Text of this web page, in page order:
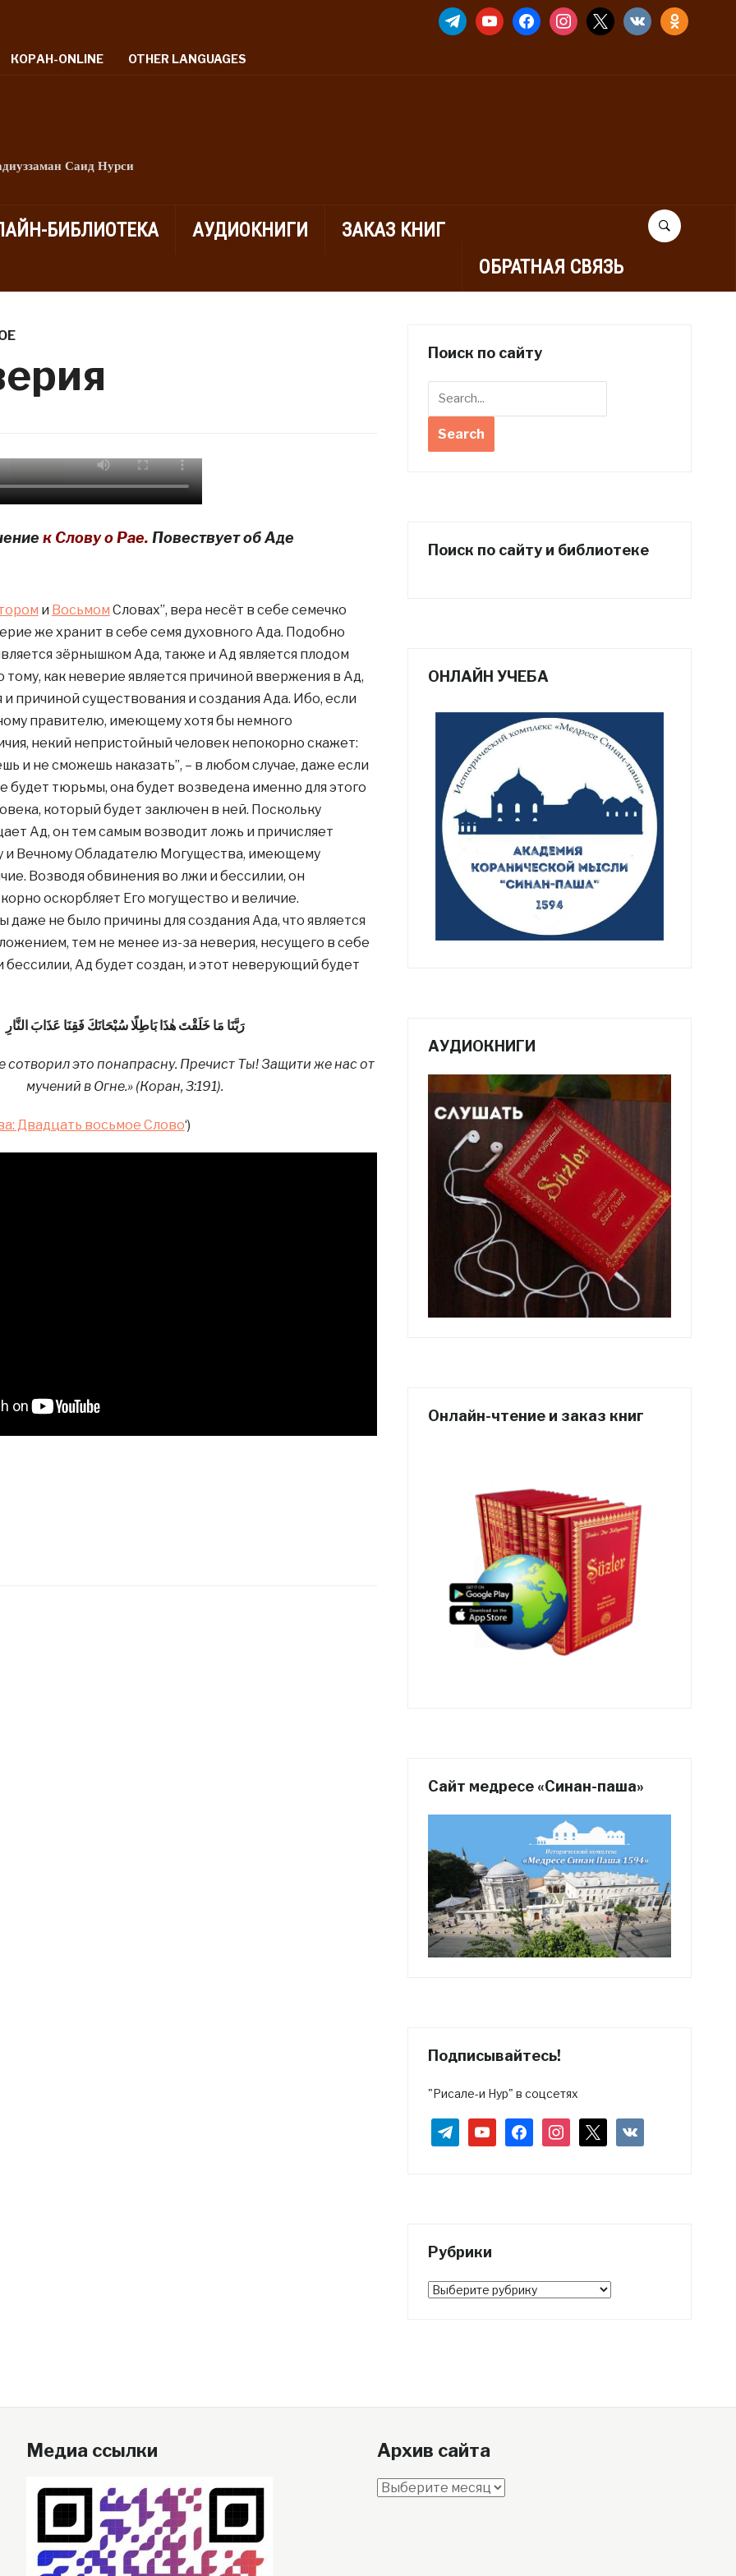
TELEGRAMYOUTUBEFACEBOOKINSTAGRAM
X VKONTAKTE
КОРАН-ONLINE OTHER LANGUAGES
Саид Нурси
БИБЛИОТЕКА АУДИОКНИГИ
ЗАКАЗ КНИГ
ОБРАТНАЯ СВЯЗЬ
к Слову о Рае. Повествует об Аде
и Восьмом Словах”, вера несёт в себе семечко
же хранит в себе семя духовного Ада. Подобно
зёрнышком Ада, также и Ад является плодом
как неверие является причиной ввержения в Ад,
и причиной существования и создания Ада. Ибо, если
правителю, имеющему хотя бы немного
некий непристойный человек непокорно скажет:
и не сможешь наказать”, – в любом случае, даже если
будет тюрьмы, она будет возведена именно для этого
который будет заключен в ней. Поскольку
Ад, он тем самым возводит ложь и причисляет
и Вечному Обладателю Могущества, имеющему
Возводя обвинения во лжи и бессилии, он
оскорбляет Его могущество и величие.
даже не было причины для создания Ада, что является
тем не менее из-за неверия, несущего в себе
Ад будет создан, и этот неверующий будет
رَبَّنَا مَا خَلَقْتَ هٰذَا بَاطِلًا سُبْحَانَكَ فَقِنَا عَذَابَ النَّارِ
сотворил это понапрасну. Пречист Ты! Защити же нас от
мучений в Огне.» (Коран, 3:191).
Двадцать восьмое Слово‘)
Поиск по сайту
Поиск по сайту и библиотеке
ОНЛАЙН УЧЕБА
АУДИОКНИГИ
Онлайн-чтение и заказ книг
Сайт медресе «Синан-паша»
Подписывайтесь!
"Рисале-и Нур" в соцсетях
telegramyoutubefacebookinstagram vkontakte
Рубрики
Рубрики
Медиа ссылки Архив сайта
Архив